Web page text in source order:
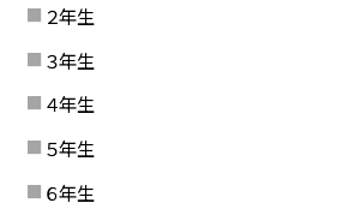
２年生
３年生
４年生
５年生
６年生